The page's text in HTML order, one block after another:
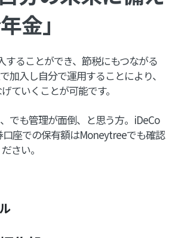
金」
することができ、節税にもつながる
加入し自分で運用することにより、
ていくことが可能です。
でも管理が面倒、と思う方。iDeCo
座での保有額はMoneytreeでも確認
さい。